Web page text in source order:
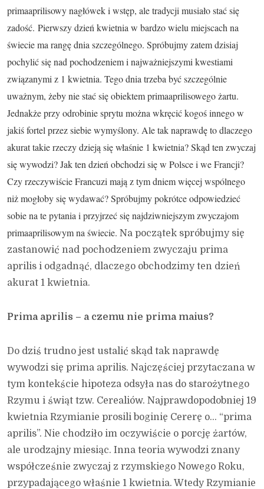
primaaprilisowy nagłówek i wstęp, ale tradycji musiało stać się
zadość. Pierwszy dzień kwietnia w bardzo wielu miejscach na
świecie ma rangę dnia szczególnego. Spróbujmy zatem dzisiaj
pochylić się nad pochodzeniem i najważniejszymi kwestiami
związanymi z 1 kwietnia. Tego dnia trzeba być szczególnie
uważnym, żeby nie stać się obiektem primaaprilisowego żartu.
Jednakże przy odrobinie sprytu można wkręcić kogoś innego w
jakiś fortel przez siebie wymyślony. Ale tak naprawdę to dlaczego
akurat takie rzeczy dzieją się właśnie 1 kwietnia? Skąd ten zwyczaj
się wywodzi? Jak ten dzień obchodzi się w Polsce i we Francji?
Czy rzeczywiście Francuzi mają z tym dniem więcej wspólnego
niż mogłoby się wydawać? Spróbujmy pokrótce odpowiedzieć
sobie na te pytania i przyjrzeć się najdziwniejszym zwyczajom
primaaprilisowym na świecie. Na początek spróbujmy się
zastanowić nad pochodzeniem zwyczaju prima
aprilis i odgadnąć, dlaczego obchodzimy ten dzień
akurat 1 kwietnia.
Prima aprilis – a czemu nie prima maius?
Do dziś trudno jest ustalić skąd tak naprawdę
wywodzi się prima aprilis. Najczęściej przytaczana w
tym kontekście hipoteza odsyła nas do starożytnego
Rzymu i świąt tzw. Cerealiów. Najprawdopodobniej 19
kwietnia Rzymianie prosili boginię Cererę o… “prima
aprilis”. Nie chodziło im oczywiście o porcję żartów,
ale urodzajny miesiąc. Inna teoria wywodzi znany
współcześnie zwyczaj z rzymskiego Nowego Roku,
przypadającego właśnie 1 kwietnia. Wtedy Rzymianie